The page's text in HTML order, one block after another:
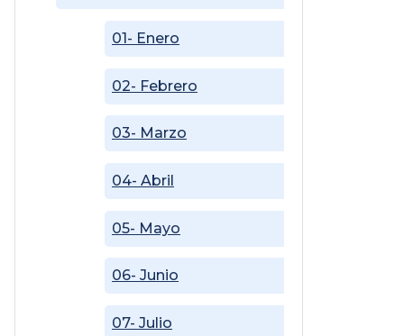
01- Enero
02- Febrero
03- Marzo
04- Abril
05- Mayo
06- Junio
07- Julio